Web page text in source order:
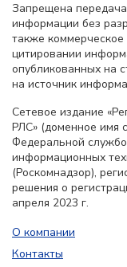
Запрещена
информации без
также
цитировании
опубликованных на
на источник
Сетевое издание
РЛС» (доменное имя
Федеральной
информационных
(Роскомнадзор),
решения о
апреля 2023 г.
О компании
Контакты